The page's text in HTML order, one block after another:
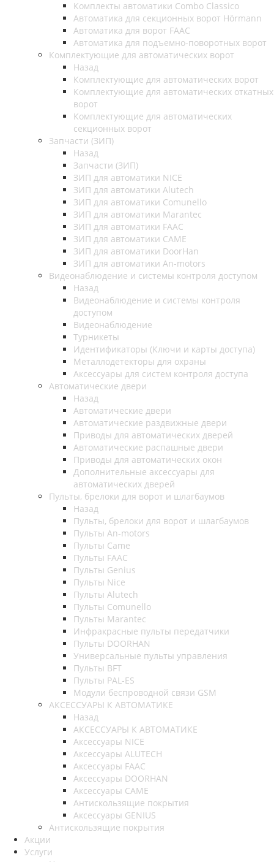
Комплекты автоматики Combo Classico
Автоматика для секционных ворот Hörmann
Автоматика для ворот FAAC
Автоматика для подъемно-поворотных ворот
Комплектующие для автоматических ворот
Назад
Комплектующие для автоматических ворот
Комплектующие для автоматических откатных
ворот
Комплектующие для автоматических
секционных ворот
Запчасти (ЗИП)
Назад
Запчасти (ЗИП)
ЗИП для автоматики NICE
ЗИП для автоматики Alutech
ЗИП для автоматики Comunello
ЗИП для автоматики Marantec
ЗИП для автоматики FAAC
ЗИП для автоматики CAME
ЗИП для автоматики DoorHan
ЗИП для автоматики An-motors
Видеонаблюдение и системы контроля доступом
Назад
Видеонаблюдение и системы контроля
доступом
Видеонаблюдение
Турникеты
Идентификаторы (Ключи и карты доступа)
Металлодетекторы для охраны
Аксессуары для систем контроля доступа
Автоматические двери
Назад
Автоматические двери
Автоматические раздвижные двери
Приводы для автоматических дверей
Автоматические распашные двери
Приводы для автоматических окон
Дополнительные аксессуары для
автоматических дверей
Пульты, брелоки для ворот и шлагбаумов
Назад
Пульты, брелоки для ворот и шлагбаумов
Пульты An-motors
Пульты Came
Пульты FAAC
Пульты Genius
Пульты Nice
Пульты Alutech
Пульты Сomunello
Пульты Marantec
Инфракрасные пульты передатчики
Пульты DOORHAN
Универсальные пульты управления
Пульты BFT
Пульты PAL-ES
Модули беспроводной связи GSM
АКСЕССУАРЫ К АВТОМАТИКЕ
Назад
АКСЕССУАРЫ К АВТОМАТИКЕ
Аксессуары NICE
Аксессуары ALUTECH
Аксессуары FAAC
Аксессуары DOORHAN
Аксессуары CAME
Антискользящие покрытия
Аксессуары GENIUS
Антискользящие покрытия
Акции
Услуги